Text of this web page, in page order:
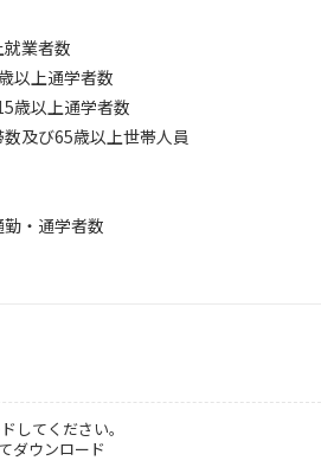
業者数
以上通学者数
歳以上通学者数
及び65歳以上世帯人員
・通学者数
してください。
ダウンロード